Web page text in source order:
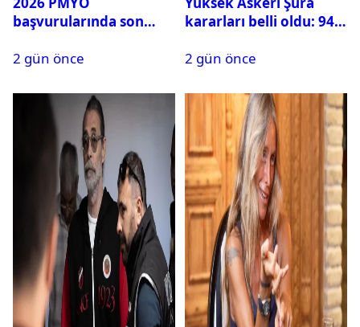
başvurularında son
2 gün önce
kararları belli oldu: 94
2 gün önce